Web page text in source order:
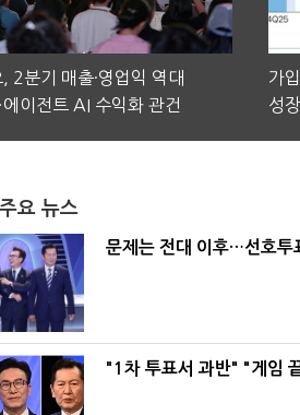
2분기 매출·영업익 역대
이전트 AI 수익화 관건
가
성
요 뉴스
문제는 전대 이후…선호투
"1차 투표서 과반" "게임